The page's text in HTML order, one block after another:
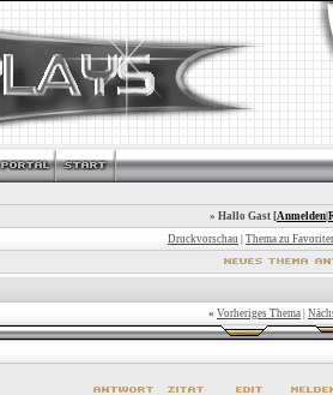
» Hallo Gast [Anmelden
Druckvorschau Thema zu
« Vorheriges Thema